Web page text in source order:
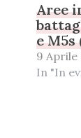
Aree
e
9 Aprile
In "In